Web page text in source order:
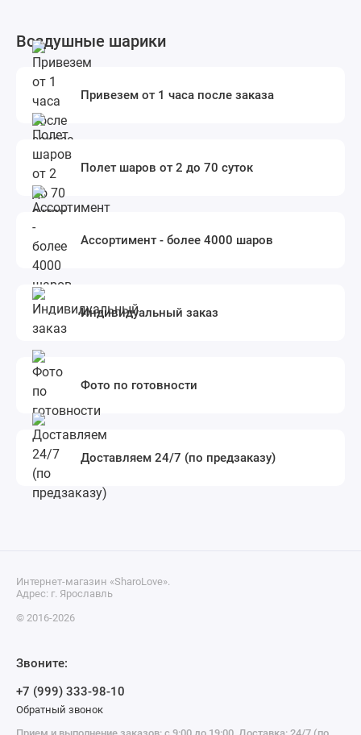
Воздушные шарики
Привезем от 1 часа после заказа
Полет шаров от 2 до 70 суток
Ассортимент - более 4000 шаров
Индивидуальный заказ
Фото по готовности
Доставляем 24/7 (по предзаказу)
Интернет-магазин «SharoLove».
Адрес: г. Ярославль
© 2016-2026
Звоните:
+7 (999) 333-98-10
Обратный звонок